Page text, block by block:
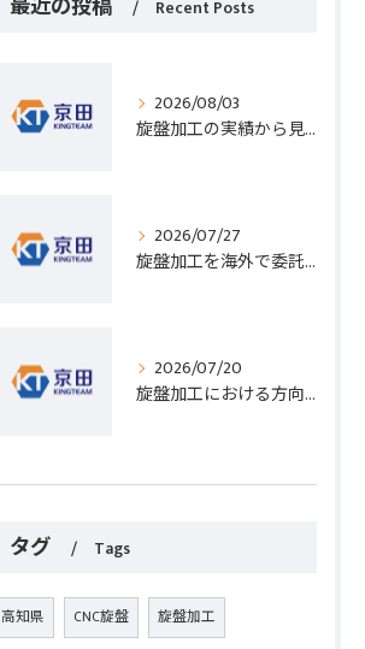
Recent Posts
2026/08/03
旋盤加工の実績から見る発注先選びと人材事情のポイントを詳しく解説
2026/07/27
旋盤加工を海外で委託する際のコスト削減と高精度実現のポイント
2026/07/20
旋盤加工における方向設定の基礎と実践的な加工手順のポイント
タグ Tags
高知県 CNC旋盤 旋盤加工